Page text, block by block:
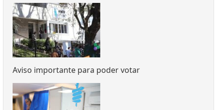
Aviso importante para poder votar